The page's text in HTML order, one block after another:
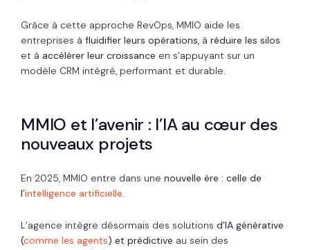
Grâce à cette approche RevOps, MMIO aide les
entreprises à fluidifier leurs opérations, à réduire les silos
et à accélérer leur croissance en s’appuyant sur un
modèle CRM intégré, performant et durable.
MMIO et l’avenir : l’IA au cœur des
nouveaux projets
En 2025, MMIO entre dans une nouvelle ère : celle de
l’intelligence artificielle.
L’agence intègre désormais des solutions d’IA générative
(comme les agents) et prédictive au sein des